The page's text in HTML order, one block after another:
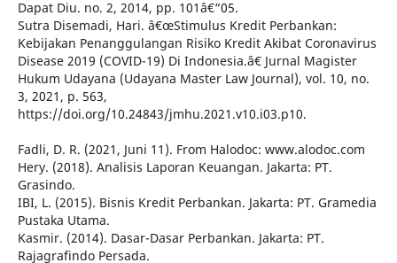
Dapat Diu. no. 2, 2014, pp. 101â€“05.
Sutra Disemadi, Hari. â€œStimulus Kredit Perbankan:
Kebijakan Penanggulangan Risiko Kredit Akibat Coronavirus
Disease 2019 (COVID-19) Di Indonesia.â€ Jurnal Magister
Hukum Udayana (Udayana Master Law Journal), vol. 10, no.
3, 2021, p. 563,
https://doi.org/10.24843/jmhu.2021.v10.i03.p10.
Fadli, D. R. (2021, Juni 11). From Halodoc: www.alodoc.com
Hery. (2018). Analisis Laporan Keuangan. Jakarta: PT.
Grasindo.
IBI, L. (2015). Bisnis Kredit Perbankan. Jakarta: PT. Gramedia
Pustaka Utama.
Kasmir. (2014). Dasar-Dasar Perbankan. Jakarta: PT.
Rajagrafindo Persada.